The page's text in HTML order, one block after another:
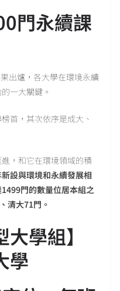
門永續課
出爐，各大學在環境永續
一大關鍵。
首，其次依序是成大、
，和它在環境領域的積
新設與環境和永續發展相
門的數量位居本組之
清大71門。
大學組】
學